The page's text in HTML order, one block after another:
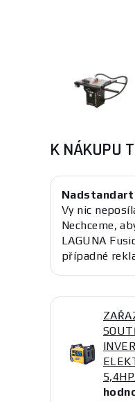
K NÁKUPU
Vy nic
Nechceme,
LAGUNA
případné